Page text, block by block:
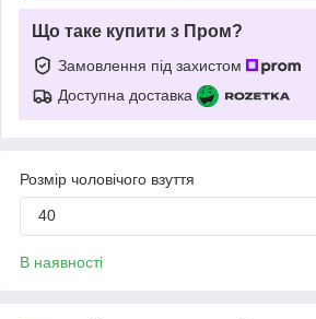
Що таке купити з Пром?
Замовлення під захистом
Доступна доставка
Розмір чоловічого взуття
40
В наявності